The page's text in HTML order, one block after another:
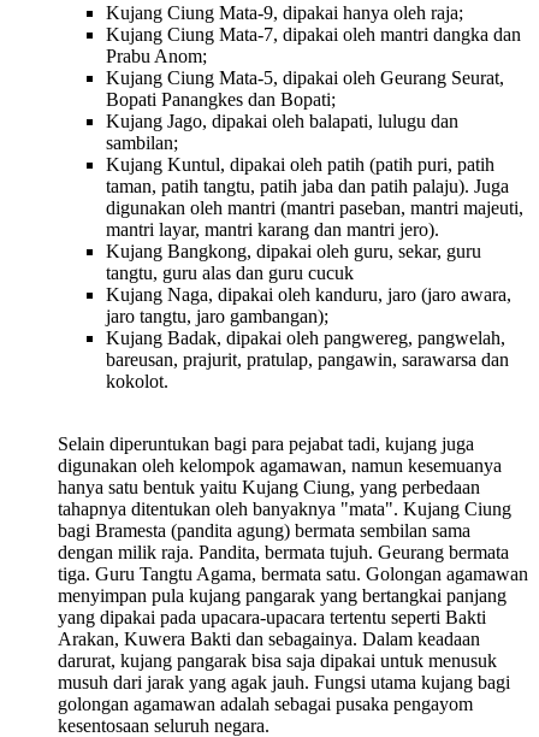
Kujang Ciung Mata-9, dipakai hanya oleh raja;
Kujang Ciung Mata-7, dipakai oleh mantri dangka dan
Prabu Anom;
Kujang Ciung Mata-5, dipakai oleh Geurang Seurat,
Bopati Panangkes dan Bopati;
Kujang Jago, dipakai oleh balapati, lulugu dan
sambilan;
Kujang Kuntul, dipakai oleh patih (patih puri, patih
taman, patih tangtu, patih jaba dan patih palaju). Juga
digunakan oleh mantri (mantri paseban, mantri majeuti,
mantri layar, mantri karang dan mantri jero).
Kujang Bangkong, dipakai oleh guru, sekar, guru
tangtu, guru alas dan guru cucuk
Kujang Naga, dipakai oleh kanduru, jaro (jaro awara,
jaro tangtu, jaro gambangan);
Kujang Badak, dipakai oleh pangwereg, pangwelah,
bareusan, prajurit, pratulap, pangawin, sarawarsa dan
kokolot.
Selain diperuntukan bagi para pejabat tadi, kujang juga
digunakan oleh kelompok agamawan, namun kesemuanya
hanya satu bentuk yaitu Kujang Ciung, yang perbedaan
tahapnya ditentukan oleh banyaknya "mata". Kujang Ciung
bagi Bramesta (pandita agung) bermata sembilan sama
dengan milik raja. Pandita, bermata tujuh. Geurang bermata
tiga. Guru Tangtu Agama, bermata satu. Golongan agamawan
menyimpan pula kujang pangarak yang bertangkai panjang
yang dipakai pada upacara-upacara tertentu seperti Bakti
Arakan, Kuwera Bakti dan sebagainya. Dalam keadaan
darurat, kujang pangarak bisa saja dipakai untuk menusuk
musuh dari jarak yang agak jauh. Fungsi utama kujang bagi
golongan agamawan adalah sebagai pusaka pengayom
kesentosaan seluruh negara.